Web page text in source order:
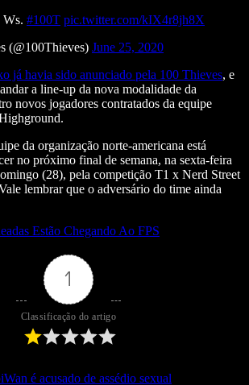
Ws. #100T pic.twitter.com/kIX4r8jh8X
(@100Thieves) June 25, 2020
já havia sido anunciado pela 100 Thieves, e
a line-up da nova modalidade da
novos jogadores contratados da equipe
da organização norte-americana está
no próximo final de semana, na sexta-feira
(28), pela competição T1 x Nerd Street
lembrar que o adversário do time ainda
Estão Chegando Ao FPS
1
Classificação do artigo
é acusado de assédio sexual